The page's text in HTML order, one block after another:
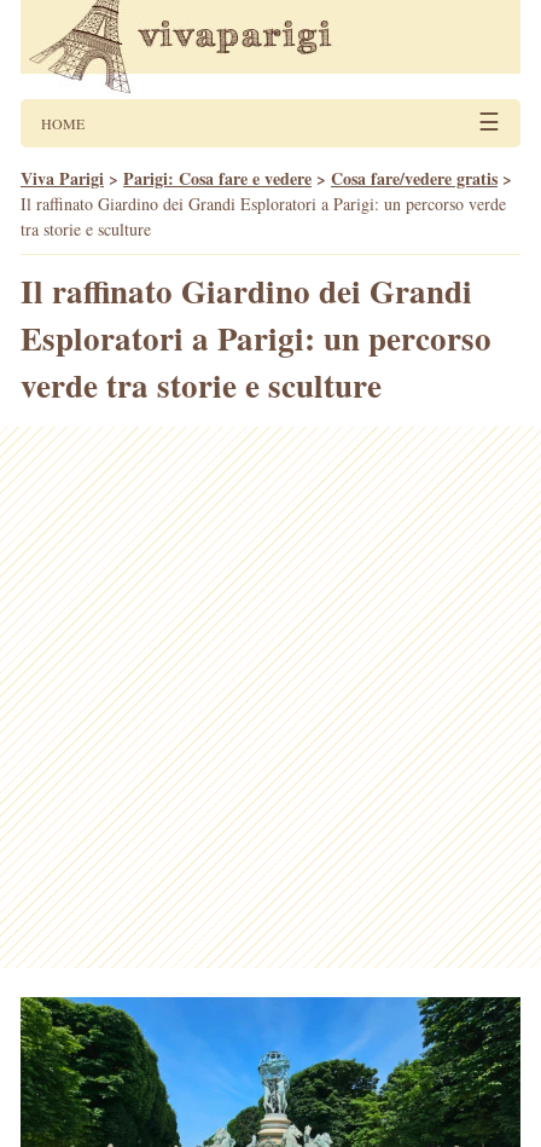
HOME ☰
Viva Parigi > Parigi: Cosa fare e vedere > Cosa fare/vedere gratis >
Il raffinato Giardino dei Grandi Esploratori a Parigi: un percorso verde
tra storie e sculture
Il raffinato Giardino dei Grandi
Esploratori a Parigi: un percorso
verde tra storie e sculture